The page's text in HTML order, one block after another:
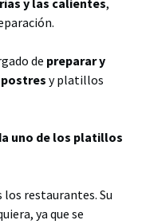
y las calientes,
de preparar y
y platillos
uno de los platillos
restaurantes. Su
ya que se